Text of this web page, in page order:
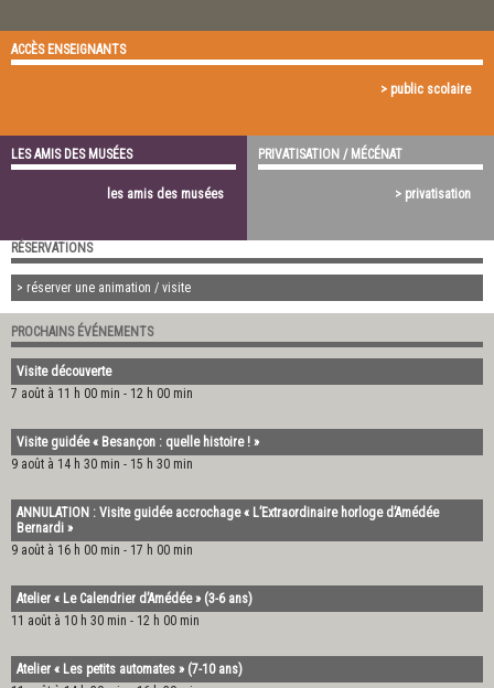
ACCÈS ENSEIGNANTS
> public scolaire
LES AMIS DES MUSÉES
les amis des musées
PRIVATISATION / MÉCÉNAT
> privatisation
RÉSERVATIONS
> réserver une animation / visite
PROCHAINS ÉVÉNEMENTS
Visite découverte
7 août à 11 h 00 min - 12 h 00 min
Visite guidée « Besançon : quelle histoire ! »
9 août à 14 h 30 min - 15 h 30 min
ANNULATION : Visite guidée accrochage « L’Extraordinaire horloge d’Amédée
Bernardi »
9 août à 16 h 00 min - 17 h 00 min
Atelier « Le Calendrier d’Amédée » (3-6 ans)
11 août à 10 h 30 min - 12 h 00 min
Atelier « Les petits automates » (7-10 ans)